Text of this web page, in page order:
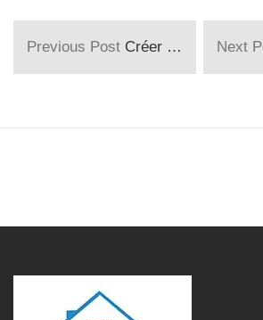
Previous Post Créer une entreprise de travaux de peinture : étapes et conseils Next